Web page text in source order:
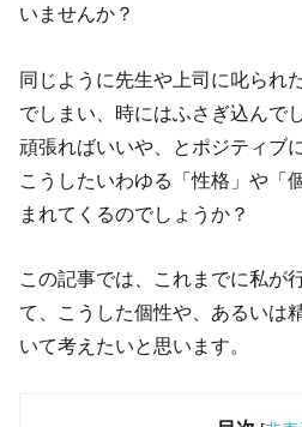
いませんか？
同じように先生や上司に叱られ
でしまい、時にはふさぎ込んで
頑張ればいいや、とポジティブ
こうしたいわゆる「性格」や「
まれてくるのでしょうか？
この記事では、これまでに私が
て、こうした個性や、あるいは
いて考えたいと思います。